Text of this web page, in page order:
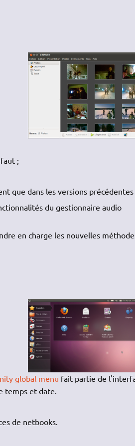
;
que dans les versions précédentes
du gestionnaire audio
en charge les nouvelles
global menu fait partie de
temps et date.
de netbooks.